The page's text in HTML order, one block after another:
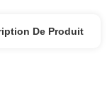
De Produit